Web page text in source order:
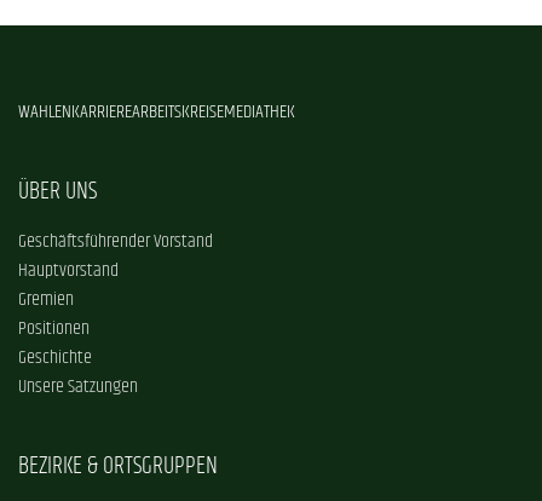
WAHLENKARRIEREARBEITSKREISEMEDIATHEK
ÜBER UNS
Geschäftsführender Vorstand
Hauptvorstand
Gremien
Positionen
Geschichte
Unsere Satzungen
BEZIRKE & ORTSGRUPPEN